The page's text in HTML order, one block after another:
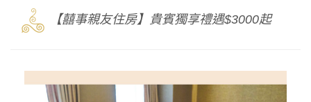
3 【囍事親友住房】貴賓獨享禮遇$3000起